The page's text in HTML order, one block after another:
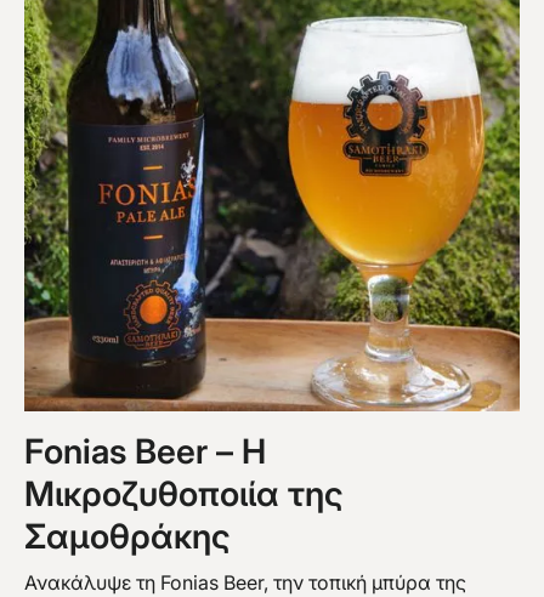
Fonias Beer – Η
Μικροζυθοποιία της
Σαμοθράκης
Ανακάλυψε τη Fonias Beer, την τοπική μπύρα της